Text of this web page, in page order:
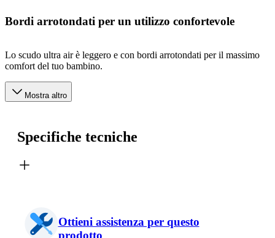
Bordi arrotondati per un utilizzo confortevole
Lo scudo ultra air è leggero e con bordi arrotondati per il massimo
comfort del tuo bambino.
Mostra altro
Specifiche tecniche
Ottieni assistenza per questo